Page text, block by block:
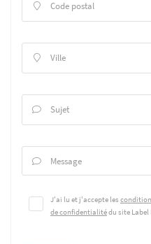
 Code postal
 Ville
 Sujet
 Message
J'ai lu et j'accepte les
de confidentialitédu site Label